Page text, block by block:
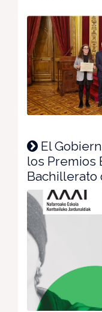
El
los Premios
Bachillerato